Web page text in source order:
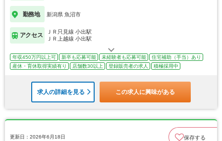
勤務地 新潟県 魚沼市
アクセス
ＪＲ只見線 小出駅
ＪＲ上越線 小出駅
年収450万円以上可 新卒も応募可能 未経験者も応募可能
住宅補助（手当）あり
産休・育休取得実績有り
店舗数30以上 登録販売者の求人 積極採用中
求人の詳細を見る この求人に興味がある
更新日：2026年6月18日 保存する